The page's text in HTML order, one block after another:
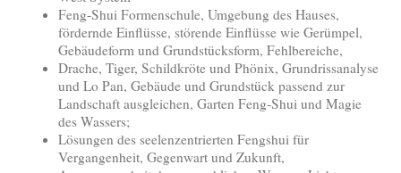
Feng-Shui Formenschule, Umgebung des Hauses,
fördernde Einflüsse, störende Einflüsse wie Gerümpel,
Gebäudeform und Grundstücksform, Fehlbereiche,
Drache, Tiger, Schildkröte und Phönix, Grundrissanalyse
und Lo Pan, Gebäude und Grundstück passend zur
Landschaft ausgleichen, Garten Feng-Shui und Magie
des Wassers;
Lösungen des seelenzentrierten Fengshui für
Vergangenheit, Gegenwart und Zukunft,